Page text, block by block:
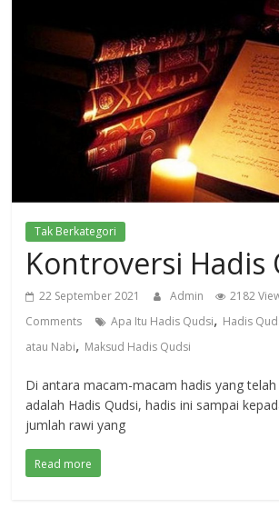
Tak Berkategori
Kontroversi Hadis
22 September 2021 Admin 2182
Comments
Apa Itu Hadis Qudsi, Hadis
atau Nabi, Maksud Hadis Qudsi
Di antara macam-macam hadis yang
adalah Hadis Qudsi, hadis ini sampai
jumlah rawi yang
Read more